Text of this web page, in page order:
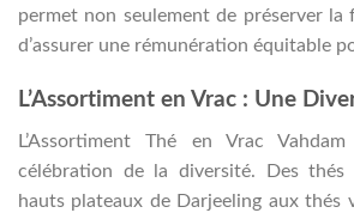
permet non seulement de préserver la
d’assurer une rémunération équitable
L’Assortiment en Vrac : Une
L’Assortiment Thé en Vrac
célébration de la diversité. Des thés
hauts plateaux de Darjeeling aux thés